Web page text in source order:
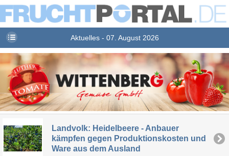
Aktuelles - 07. August 2026
Landvolk: Heidelbeere - Anbauer
kämpfen gegen Produktionskosten und
Ware aus dem Ausland